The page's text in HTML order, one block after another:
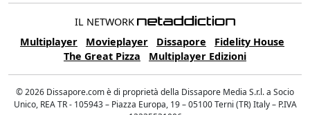
IL NETWORK
Multiplayer
Movieplayer Dissapore
Fidelity House
The Great Pizza
Multiplayer Edizioni
© 2026 Dissapore.com è di proprietà della Dissapore Media S.r.l. a Socio
Unico, REA TR - 105943 – Piazza Europa, 19 – 05100 Terni (TR) Italy – P.IVA